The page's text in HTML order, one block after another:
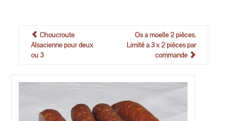
Choucroute
Alsacienne pour deux
ou 3
Os à moelle 2 pièces.
Limité à 3 x 2 pièces par
commande